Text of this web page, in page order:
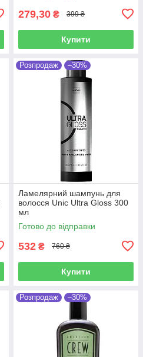
279,30 ₴ 399 ₴
Купити
Розпродаж –30%
Ламелярний шампунь для
волосся Unic Ultra Gloss 300
мл
Готово до відправки
532 ₴ 760 ₴
Купити
Розпродаж –30%